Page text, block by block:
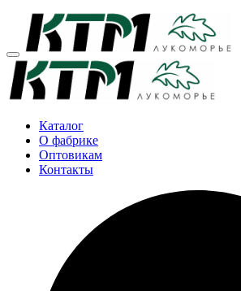
Каталог
О фабрике
Оптовикам
Контакты